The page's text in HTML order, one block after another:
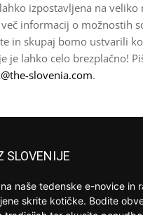
izpostavljena na veliko
informacij o možnostih
in skupaj bomo ustvarili
je lahko celo brezplačno!
slovenia.com.
SLOVENIJE
naše tedenske e-novice in
skrite kotičke. Bodite